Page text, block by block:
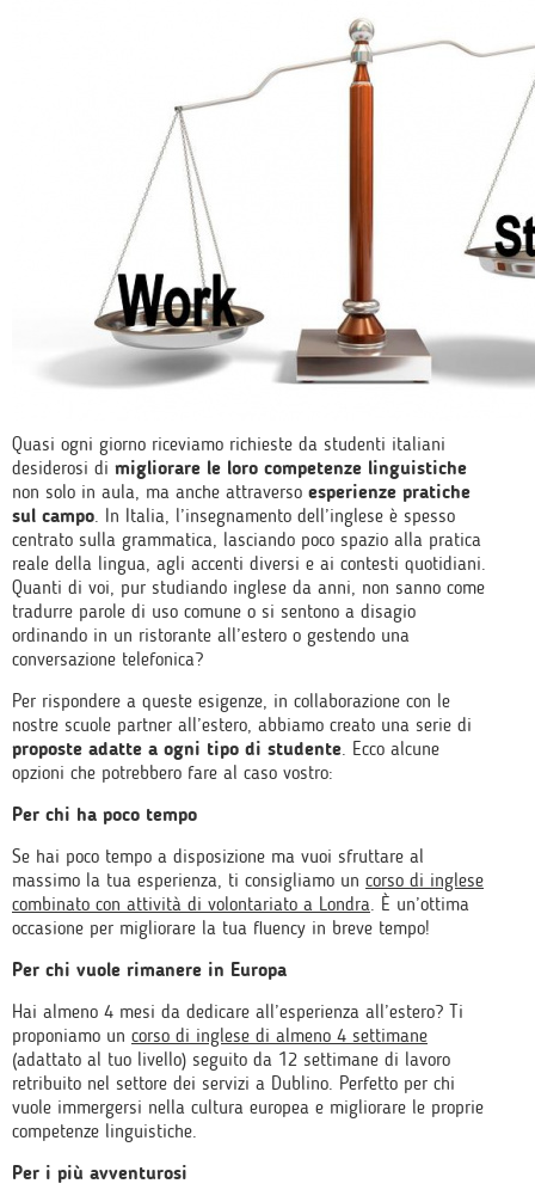
Quasi ogni giorno riceviamo richieste da studenti italiani
desiderosi di migliorare le loro competenze linguistiche
non solo in aula, ma anche attraverso esperienze pratiche
sul campo. In Italia, l’insegnamento dell’inglese è spesso
centrato sulla grammatica, lasciando poco spazio alla pratica
reale della lingua, agli accenti diversi e ai contesti quotidiani.
Quanti di voi, pur studiando inglese da anni, non sanno come
tradurre parole di uso comune o si sentono a disagio
ordinando in un ristorante all’estero o gestendo una
conversazione telefonica?
Per rispondere a queste esigenze, in collaborazione con le
nostre scuole partner all’estero, abbiamo creato una serie di
proposte adatte a ogni tipo di studente. Ecco alcune
opzioni che potrebbero fare al caso vostro:
Per chi ha poco tempo
Se hai poco tempo a disposizione ma vuoi sfruttare al
massimo la tua esperienza, ti consigliamo un corso di inglese
combinato con attività di volontariato a Londra. È un’ottima
occasione per migliorare la tua fluency in breve tempo!
Per chi vuole rimanere in Europa
Hai almeno 4 mesi da dedicare all’esperienza all’estero? Ti
proponiamo un corso di inglese di almeno 4 settimane
(adattato al tuo livello) seguito da 12 settimane di lavoro
retribuito nel settore dei servizi a Dublino. Perfetto per chi
vuole immergersi nella cultura europea e migliorare le proprie
competenze linguistiche.
Per i più avventurosi